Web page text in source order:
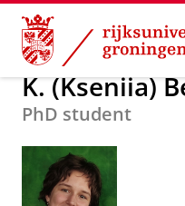
Skip
Content
Skip
Navigation
Over ons K.
K. (Kseniia)
PhD student